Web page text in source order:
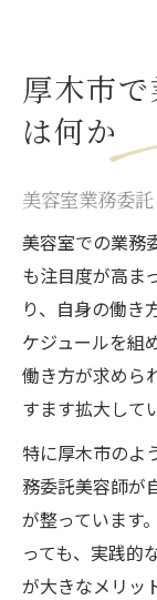
厚木市
は何か
美容室業務委
美容室での業務
も注目度が高ま
り、自身の働き
ケジュールを組
働き方が求めら
すます拡大して
特に厚木市のよ
務委託美容師が
が整っています
っても、実践的
が大きなメリッ